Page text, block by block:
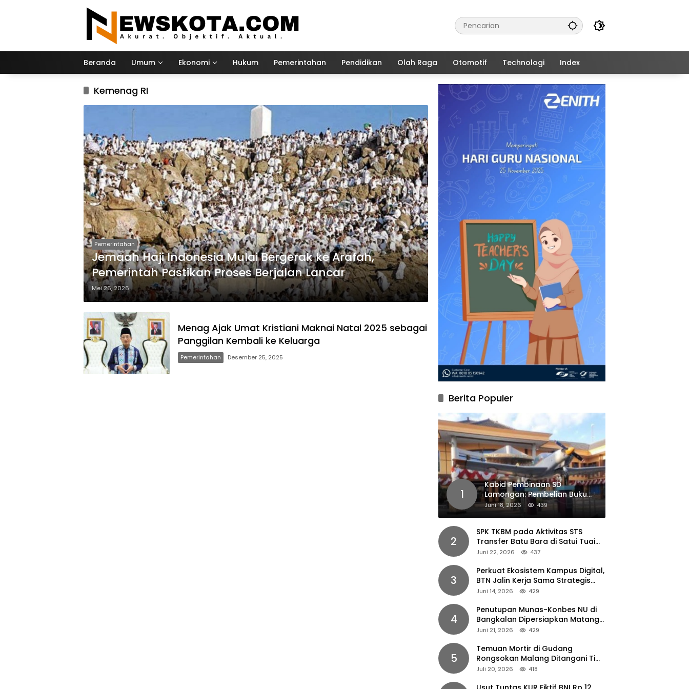
Beranda Umum Ekonomi Hukum Pemerintahan Pendidikan Olah Raga Otomotif Technologi Index
Kemenag RI
Pemerintahan
Jemaah Haji Indonesia Mulai Bergerak ke Arafah,
Pemerintah Pastikan Proses Berjalan Lancar
Mei 26, 2026
Menag Ajak Umat Kristiani Maknai Natal 2025 sebagai
Panggilan Kembali ke Keluarga
Pemerintahan Desember 25, 2025
Berita Populer
1
Kabid Pembinaan SD
Lamongan: Pembelian Buku
Pendamping Tidak Boleh
Dipaksakan
Juni 18, 2026 439
2
SPK TKBM pada Aktivitas STS
Transfer Batu Bara di Satui Tuai
Sorotan
Juni 22, 2026 437
3
Perkuat Ekosistem Kampus Digital,
BTN Jalin Kerja Sama Strategis
dengan UNAIR
Juni 14, 2026 429
4
Penutupan Munas-Konbes NU di
Bangkalan Dipersiapkan Matang,
Gus Ipul Turun Tangan
Juni 21, 2026 429
5
Temuan Mortir di Gudang
Rongsokan Malang Ditangani Tim
Gegana Polda Jatim
Juli 20, 2026 418